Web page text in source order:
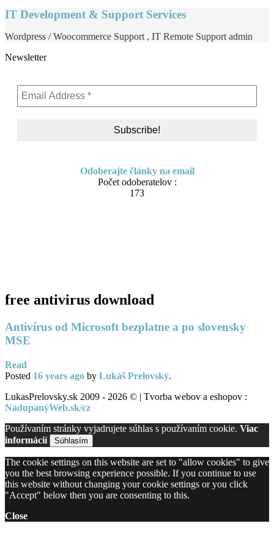
IT Development & Support Services
Wordpress / Woocommerce Support , IT Remote Support admin
Newsletter
Odoberajte články na email
Počet odoberatelov :
173
free antivirus download
Antivírus od Microsoft bezplatne a po slovensky
MSE
Read
Posted 16 years ago by Lukáš Prelovský.
LukasPrelovsky.sk 2009 - 2026 © | Tvorba webov a eshopov :
NadupanýWeb.sk/cz
Používaním stránky vyjadrujete súhlas s používaním cookie. Viac
informácií
Súhlasím
The cookie settings on this website are set to "allow cookies" to give
you the best browsing experience possible. If you continue to use
this website without changing your cookie settings or you click
"Accept" below then you are consenting to this.
Close